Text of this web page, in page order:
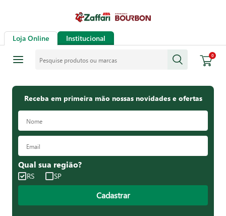
Loja Online Institucional
0
Receba em primeira mão nossas novidades e ofertas
Qual sua região?
RS SP
Cadastrar